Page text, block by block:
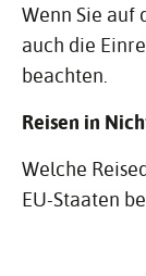
Wenn Sie auf
auch die
beachten.
Reisen in
Welche
EU-Staaten